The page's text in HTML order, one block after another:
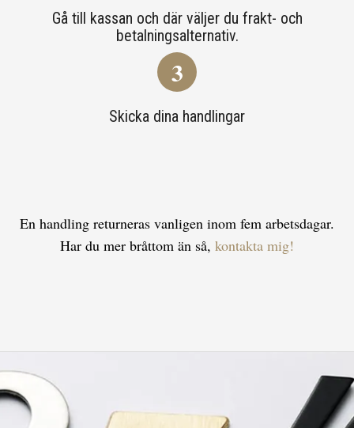
Gå till kassan och där väljer du frakt- och
betalningsalternativ.
3
Skicka dina handlingar
En handling returneras vanligen inom fem arbetsdagar.
Har du mer bråttom än så, kontakta mig!